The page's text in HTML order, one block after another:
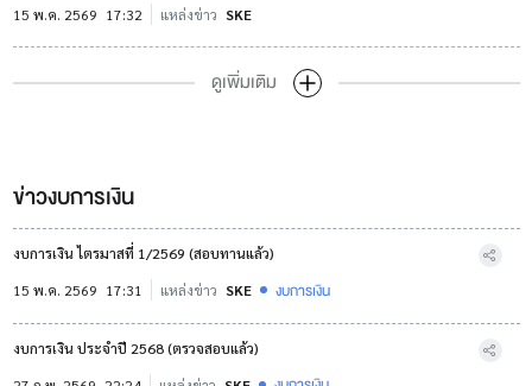
15 พ.ค. 2569 17:32 แหล่งข่าว SKE
ดูเพิ่มเติม
ข่าวงบการเงิน
งบการเงิน ไตรมาสที่ 1/2569 (สอบทานแล้ว)
15 พ.ค. 2569 17:31 แหล่งข่าว SKE งบการเงิน
งบการเงิน ประจำปี 2568 (ตรวจสอบแล้ว)